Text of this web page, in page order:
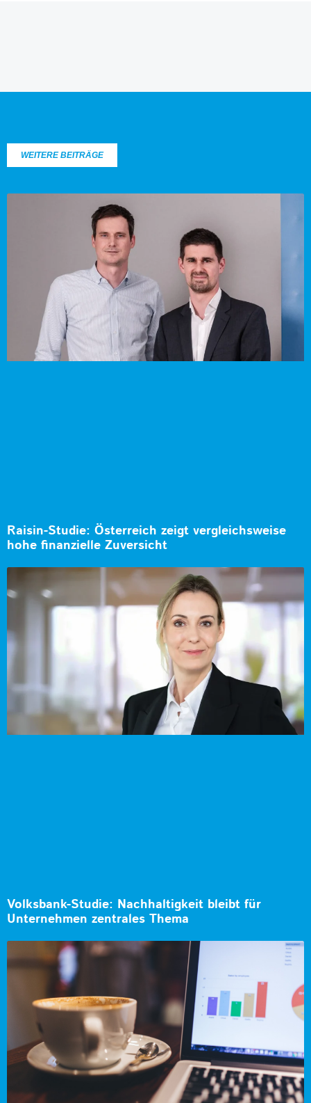
WEITERE BEITRÄGE
Raisin-Studie: Österreich zeigt vergleichsweise
hohe finanzielle Zuversicht
Volksbank-Studie: Nachhaltigkeit bleibt für
Unternehmen zentrales Thema